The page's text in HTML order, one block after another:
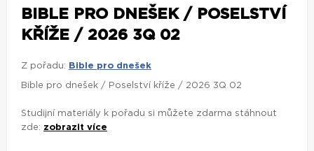
BIBLE PRO DNEŠEK / POSELSTVÍ
KŘÍŽE / 2026 3Q 02
Z pořadu: Bible pro dnešek
Bible pro dnešek / Poselství kříže / 2026 3Q 02
Studijní materiály k pořadu si můžete zdarma stáhnout
zde: zobrazit více